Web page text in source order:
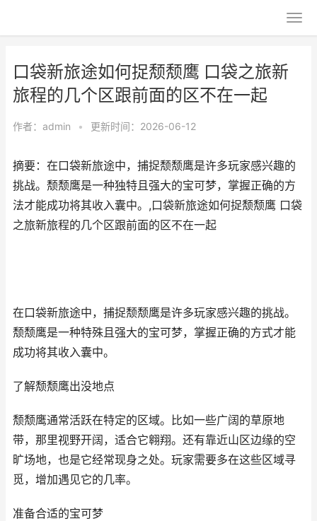
口袋新旅途如何捉颓颓鹰 口袋之旅新
旅程的几个区跟前面的区不在一起
作者： admin • 更新时间：2026-06-12
摘要：在口袋新旅途中，捕捉颓颓鹰是许多玩家感兴趣的
挑战。颓颓鹰是一种独特且强大的宝可梦，掌握正确的方
法才能成功将其收入囊中。,口袋新旅途如何捉颓颓鹰 口袋
之旅新旅程的几个区跟前面的区不在一起
在口袋新旅途中，捕捉颓颓鹰是许多玩家感兴趣的挑战。
颓颓鹰是一种特殊且强大的宝可梦，掌握正确的方式才能
成功将其收入囊中。
了解颓颓鹰出没地点
颓颓鹰通常活跃在特定的区域。比如一些广阔的草原地
带，那里视野开阔，适合它翱翔。还有靠近山区边缘的空
旷场地，也是它经常现身之处。玩家需要多在这些区域寻
觅，增加遇见它的几率。
准备合适的宝可梦